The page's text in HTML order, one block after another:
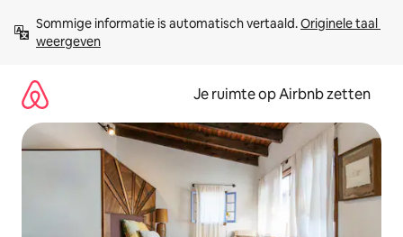
direct
naar
Sommige informatie is automatisch vertaald. Originele taal
weergeven
Je ruimte op Airbnb zetten